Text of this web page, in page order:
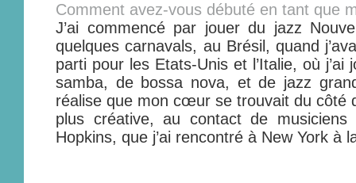
Comment avez-vous débuté en tant que
J’ai commencé par jouer du jazz
quelques carnavals, au Brésil, quand
parti pour les Etats-Unis et l’Italie, où
samba, de bossa nova, et de jazz
réalise que mon cœur se trouvait du côté
plus créative, au contact de
Hopkins, que j’ai rencontré à New York à